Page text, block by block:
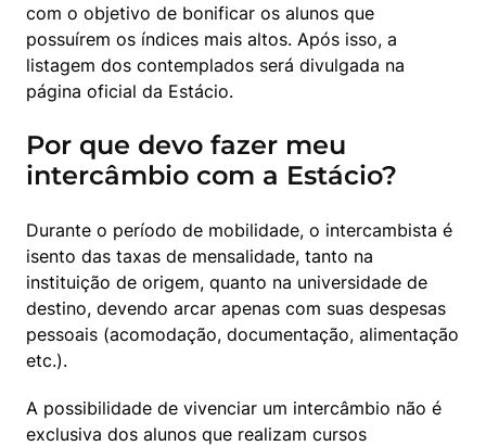
com o objetivo de bonificar os alunos que
possuírem os índices mais altos. Após isso, a
listagem dos contemplados será divulgada na
página oficial da Estácio.
Por que devo fazer meu
intercâmbio com a Estácio?
Durante o período de mobilidade, o intercambista é
isento das taxas de mensalidade, tanto na
instituição de origem, quanto na universidade de
destino, devendo arcar apenas com suas despesas
pessoais (acomodação, documentação, alimentação
etc.).
A possibilidade de vivenciar um intercâmbio não é
exclusiva dos alunos que realizam cursos